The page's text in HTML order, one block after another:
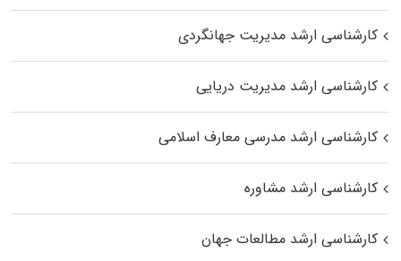
کارشناسی ارشد مدیریت جهانگردی
کارشناسی ارشد مدیریت دریایی
کارشناسی ارشد مدرسی معارف اسلامی
کارشناسی ارشد مشاوره
کارشناسی ارشد مطالعات جهان